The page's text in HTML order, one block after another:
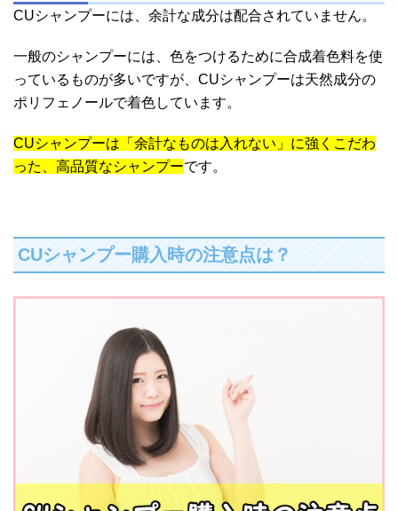
CUシャンプーには、余計な成分は配合されていません。
一般のシャンプーには、色をつけるために合成着色料を使
っているものが多いですが、CUシャンプーは天然成分の
ポリフェノールで着色しています。
CUシャンプーは「余計なものは入れない」に強くこだわ
った、高品質なシャンプーです。
CUシャンプー購入時の注意点は？